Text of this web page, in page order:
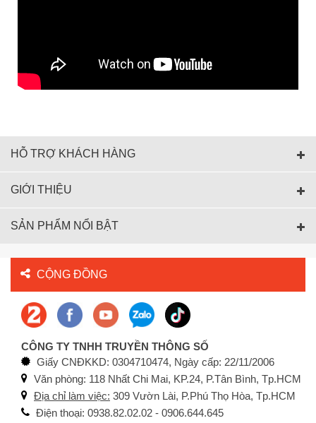
HỖ TRỢ KHÁCH HÀNG
GIỚI THIỆU
SẢN PHẨM NỔI BẬT
CỘNG ĐỒNG
CÔNG TY TNHH TRUYỀN THÔNG SỐ
Giấy CNĐKKD: 0304710474, Ngày cấp: 22/11/2006
Văn phòng: 118 Nhất Chi Mai, KP.24, P.Tân Bình, Tp.HCM
Địa chỉ làm việc: 309 Vườn Lài, P.Phú Thọ Hòa, Tp.HCM
Điện thoại: 0938.82.02.02 - 0906.644.645